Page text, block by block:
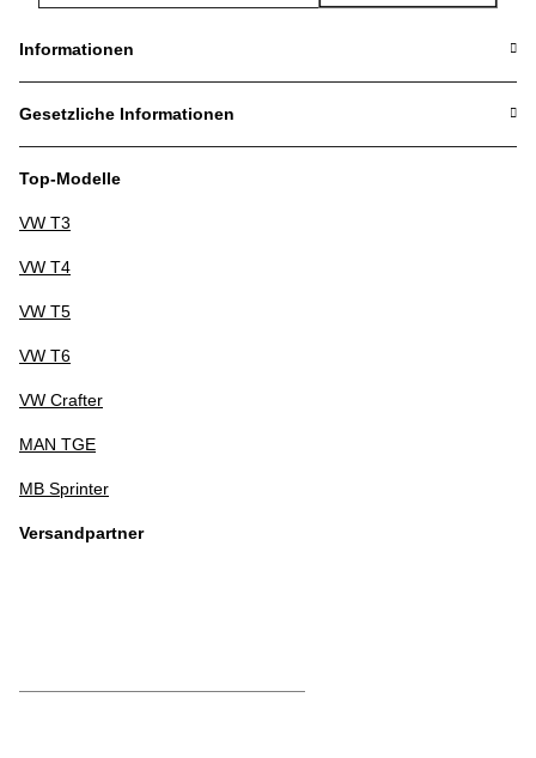
Informationen
Gesetzliche Informationen
Top-Modelle
VW T3
VW T4
VW T5
VW T6
VW Crafter
MAN TGE
MB Sprinter
Versandpartner